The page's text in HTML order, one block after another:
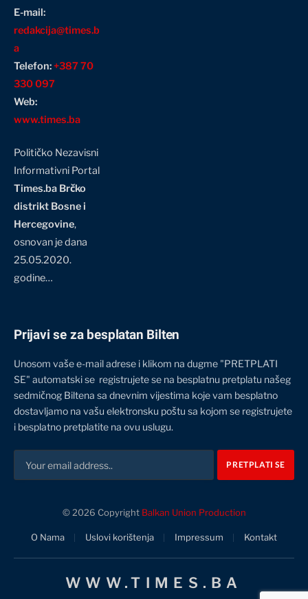
E-mail:
redakcija@times.b
a
Telefon:+387 70
330 097
Web:
www.times.ba
Političko Nezavisni
Informativni Portal
Times.ba Brčko
distrikt Bosne i
Hercegovine,
osnovan je dana
25.05.2020.
godine…
Prijavi se za besplatan Bilten
Unosom vaše e-mail adrese i klikom na dugme "PRETPLATI
SE" automatski se registrujete se na besplatnu pretplatu našeg
sedmičnog Biltena sa dnevnim vijestima koje vam besplatno
dostavljamo na vašu elektronsku poštu sa kojom se registrujete
i besplatno pretplatite na ovu uslugu.
© 2026 Copyright Balkan Union Production
O Nama Uslovi korištenja Impressum Kontakt
WWW.TIMES.BA